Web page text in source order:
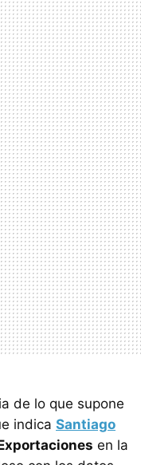
de lo que supone
indica Santiago
en la